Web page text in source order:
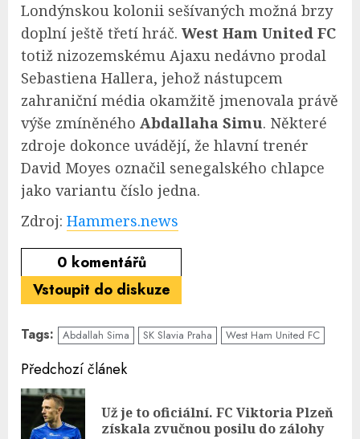
Londýnskou kolonii sešívaných možná brzy
doplní ještě třetí hráč. West Ham United FC
totiž nizozemskému Ajaxu nedávno prodal
Sebastiena Hallera, jehož nástupcem
zahraniční média okamžitě jmenovala právě
výše zmíněného Abdallaha Simu. Některé
zdroje dokonce uvádějí, že hlavní trenér
David Moyes označil senegalského chlapce
jako variantu číslo jedna.
Zdroj: Hammers.news
0 komentářů
Vstoupit do diskuze
Tags: Abdallah Sima SK Slavia Praha West Ham United FC
Continue
Reading
Předchozí článek
Už je to oficiální. FC Viktoria Plzeň
získala zvučnou posilu do zálohy